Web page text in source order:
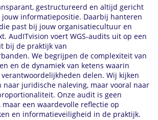
gestructureerd en altijd gericht
jouw informatiepositie. Daarbij hanteren
past bij jouw organisatiecultuur en
AudITvision voert WGS-audits uit op een
bij de praktijk van
We begrijpen de complexiteit van
en de dynamiek van ketens waarin
delen. Wij kijken
naar juridische naleving, maar vooral naar
Onze audit is geen
een waardevolle reflectie op
en informatieveiligheid in de praktijk.